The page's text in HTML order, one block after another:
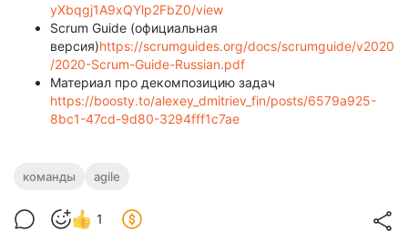
yXbqgj1A9xQYlp2FbZ0/view
Scrum Guide (официальная
версия)https://scrumguides.org/docs/scrumguide/v2020
/2020-Scrum-Guide-Russian.pdf
Материал про декомпозицию задач
https://boosty.to/alexey_dmitriev_fin/posts/6579a925-
8bc1-47cd-9d80-3294fff1c7ae
команды agile
1